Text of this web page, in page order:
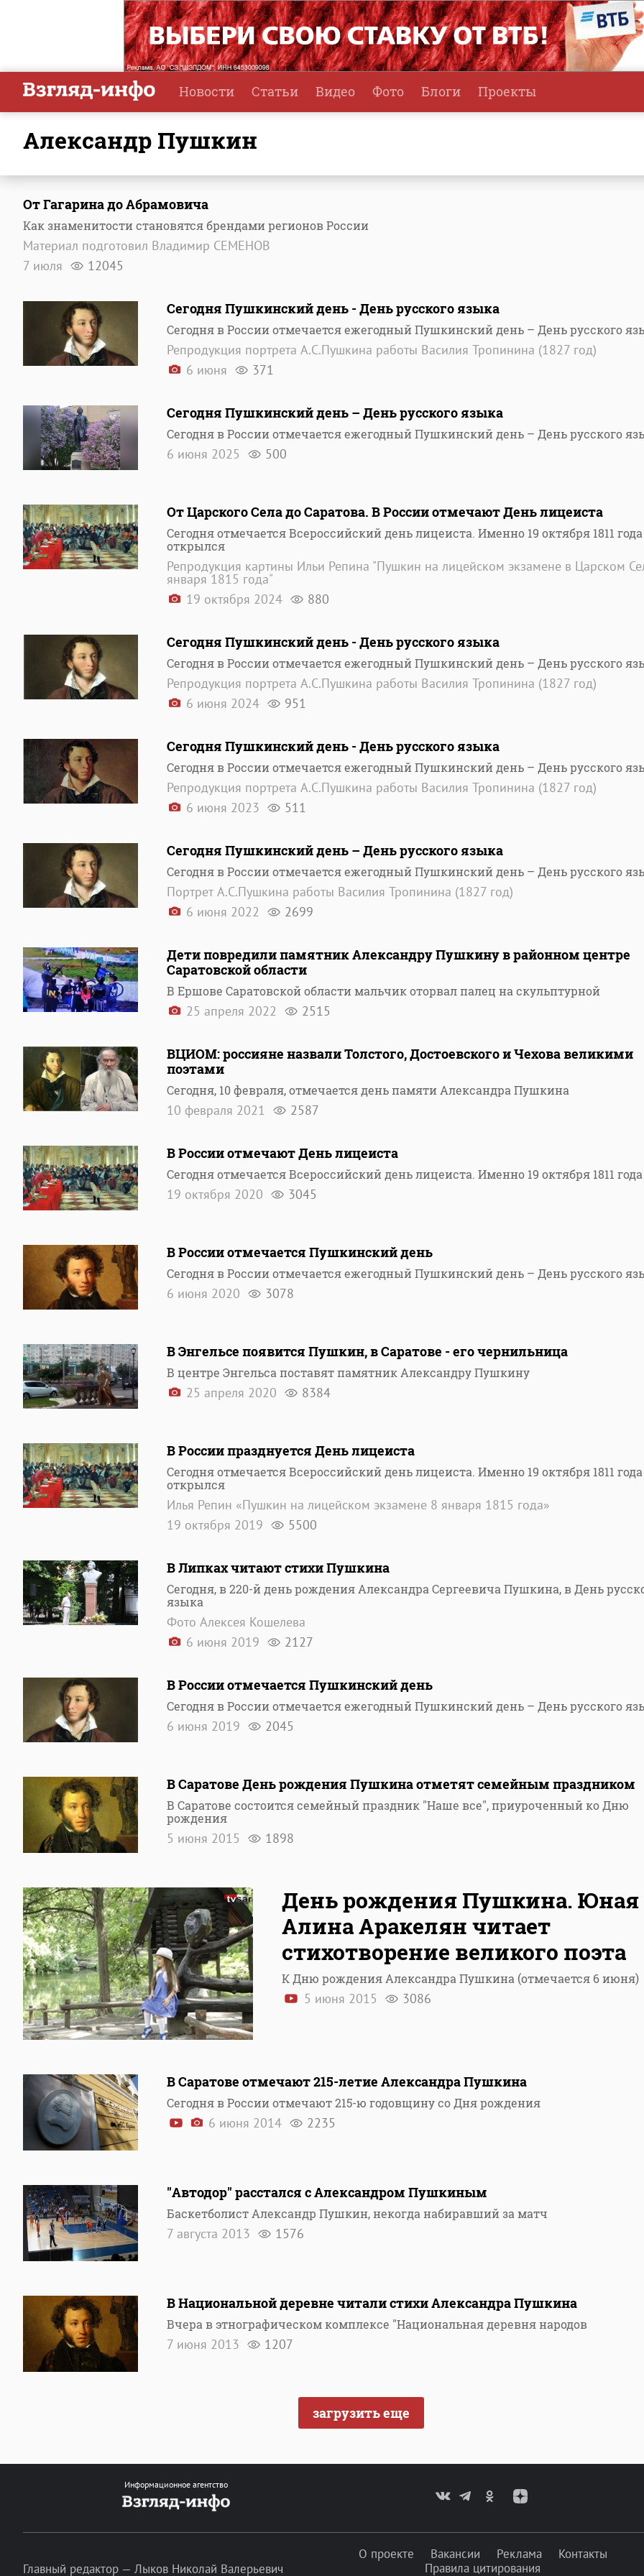
Новости Статьи Видео Фото Блоги Проекты
Александр Пушкин
От Гагарина до Абрамовича
Как знаменитости становятся брендами регионов России
Материал подготовил Владимир СЕМЕНОВ
7 июля
12045
Сегодня Пушкинский день - День русского языка
Сегодня в России отмечается ежегодный Пушкинский день – День русского
Репродукция портрета А.С.Пушкина работы Василия Тропинина (1827 год)
6 июня
371
Сегодня Пушкинский день – День русского языка
Сегодня в России отмечается ежегодный Пушкинский день – День русского
6 июня 2025 500
От Царского Села до Саратова. В России отмечают День лицеиста
Сегодня отмечается Всероссийский день лицеиста. Именно 19 октября 1811 года
открылся
Репродукция картины Ильи Репина "Пушкин на лицейском экзамене в Царском
января 1815 года"
19 октября 2024
880
Сегодня Пушкинский день - День русского языка
Сегодня в России отмечается ежегодный Пушкинский день – День русского
Репродукция портрета А.С.Пушкина работы Василия Тропинина (1827 год)
6 июня 2024
951
Сегодня Пушкинский день - День русского языка
Сегодня в России отмечается ежегодный Пушкинский день – День русского
Репродукция портрета А.С.Пушкина работы Василия Тропинина (1827 год)
6 июня 2023
511
Сегодня Пушкинский день – День русского языка
Сегодня в России отмечается ежегодный Пушкинский день – День русского
Портрет А.С.Пушкина работы Василия Тропинина (1827 год)
6 июня 2022
2699
Дети повредили памятник Александру Пушкину в районном центре
Саратовской области
В Ершове Саратовской области мальчик оторвал палец на скульптурной
25 апреля 2022 2515
ВЦИОМ: россияне назвали Толстого, Достоевского и Чехова великими
поэтами
Сегодня, 10 февраля, отмечается день памяти Александра Пушкина
10 февраля 2021 2587
В России отмечают День лицеиста
Сегодня отмечается Всероссийский день лицеиста. Именно 19 октября 1811 года
19 октября 2020 3045
В России отмечается Пушкинский день
Сегодня в России отмечается ежегодный Пушкинский день – День русского
6 июня 2020 3078
В Энгельсе появится Пушкин, в Саратове - его чернильница
В центре Энгельса поставят памятник Александру Пушкину
25 апреля 2020 8384
В России празднуется День лицеиста
Сегодня отмечается Всероссийский день лицеиста. Именно 19 октября 1811 года
открылся
Илья Репин «Пушкин на лицейском экзамене 8 января 1815 года»
19 октября 2019
5500
В Липках читают стихи Пушкина
Сегодня, в 220-й день рождения Александра Сергеевича Пушкина, в День
языка
Фото Алексея Кошелева
6 июня 2019
2127
В России отмечается Пушкинский день
Сегодня в России отмечается ежегодный Пушкинский день – День русского
6 июня 2019 2045
В Саратове День рождения Пушкина отметят семейным праздником
В Саратове состоится семейный праздник "Наше все", приуроченный ко Дню
рождения
5 июня 2015 1898
День рождения Пушкина. Юная
Алина Аракелян читает
стихотворение великого поэта
К Дню рождения Александра Пушкина (отмечается 6 июня)
5 июня 2015 3086
В Саратове отмечают 215-летие Александра Пушкина
Сегодня в России отмечают 215-ю годовщину со Дня рождения
6 июня 2014 2235
"Автодор" расстался с Александром Пушкиным
Баскетболист Александр Пушкин, некогда набиравший за матч
7 августа 2013 1576
В Национальной деревне читали стихи Александра Пушкина
Вчера в этнографическом комплексе "Национальная деревня народов
7 июня 2013 1207
загрузить еще
Информационное агентство
Главный редактор — Лыков Николай Валерьевич
О проекте Вакансии Реклама
Контакты
Правила цитирования